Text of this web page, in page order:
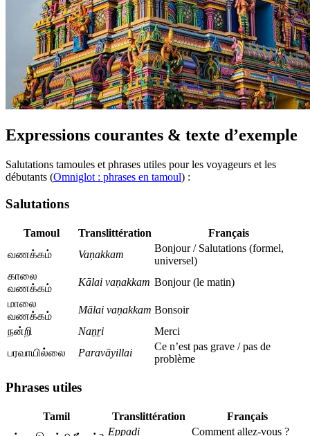
Expressions courantes & texte d’exemple
Salutations tamoules et phrases utiles pour les voyageurs et les
débutants (Omniglot : phrases en tamoul) :
Salutations
Tamoul Translittération
Français
வணக்கம்
Vaṇakkam
Bonjour / Salutations (formel,
universel)
காலை
வணக்கம்
Kālai vaṇakkam Bonjour (le matin)
மாலை
வணக்கம்
Mālai vaṇakkam Bonsoir
நன்றி
Naṉṟi
Merci
பரவாயில்லை
Paravāyillai
Ce n’est pas grave / pas de
problème
Phrases utiles
Tamil Translittération
Français
Eppaḍi
Comment allez-vous ?